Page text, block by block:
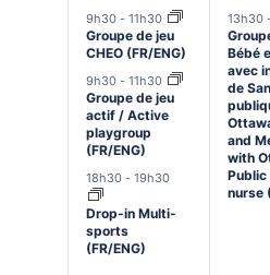
évènements,
9h30 - 11h30
Groupe de jeu
CHEO (FR/ENG)
9h30 - 11h30
Groupe de jeu
actif / Active
playgroup
(FR/ENG)
18h30 - 19h30
Drop-in Multi-
sports
(FR/ENG)
13h30
Bébé
avec
de
and
with
Public
nurse